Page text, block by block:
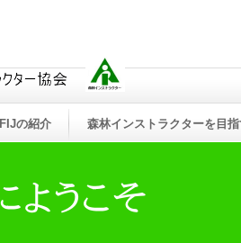
FIJの紹介 森林インストラクターを目